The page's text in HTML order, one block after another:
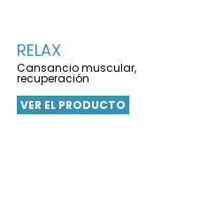
RELAX
Cansancio muscular,
recuperación
VER EL PRODUCTO